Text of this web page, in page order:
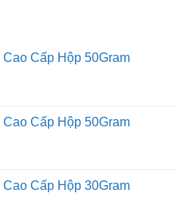
Cấp Hộp 50Gram
Cấp Hộp 50Gram
Cấp Hộp 30Gram